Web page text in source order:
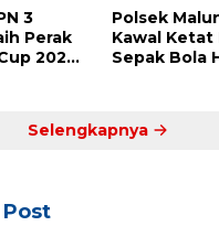
3
Perak
2025,
Polsek
Kawal Ketat
Sepak Bola
Penalti
Selengkapnya